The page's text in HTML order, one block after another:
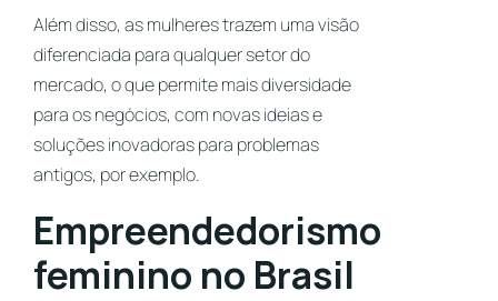
Além disso, as mulheres trazem uma visão
diferenciada para qualquer setor do
mercado, o que permite mais diversidade
para os negócios, com novas ideias e
soluções inovadoras para problemas
antigos, por exemplo.
Empreendedorismo
feminino no Brasil